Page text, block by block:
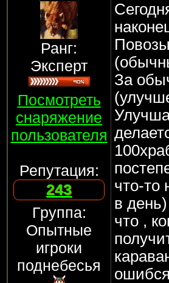
Ранг:
Эксперт
Посмотреть
снаряжение
пользователя
Репутация:
243
Группа:
Опытные
игроки
поднебесья
За
что-то
в
что ,